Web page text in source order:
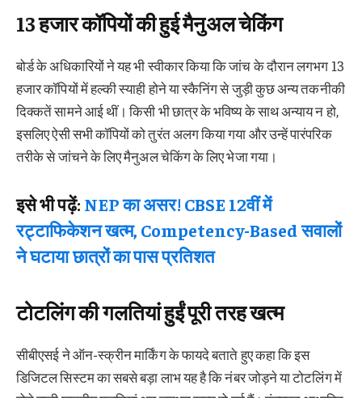
13 हजार कॉपियों की हुई मैनुअल चेकिंग
बोर्ड के अधिकारियों ने यह भी स्वीकार किया कि जांच के दौरान लगभग 13
हजार कॉपियों में हल्की स्याही होने या स्कैनिंग से जुड़ी कुछ अन्य तकनीकी
दिक्कतें सामने आई थीं। किसी भी छात्र के भविष्य के साथ अन्याय न हो,
इसलिए ऐसी सभी कॉपियों को तुरंत अलग किया गया और उन्हें पारंपरिक
तरीके से जांचने के लिए मैनुअल चेकिंग के लिए भेजा गया।
इसे भी पढ़ें: NEP का असर! CBSE 12वीं में
रट्टाफिकेशन खत्म, Competency-Based सवालों
ने घटाया छात्रों का पास प्रतिशत
टोटलिंग की गलतियां हुईं पूरी तरह खत्म
सीबीएसई ने ऑन-स्क्रीन मार्किंग के फायदे बताते हुए कहा कि इस
डिजिटल सिस्टम का सबसे बड़ा लाभ यह है कि नंबर जोड़ने या टोटलिंग में